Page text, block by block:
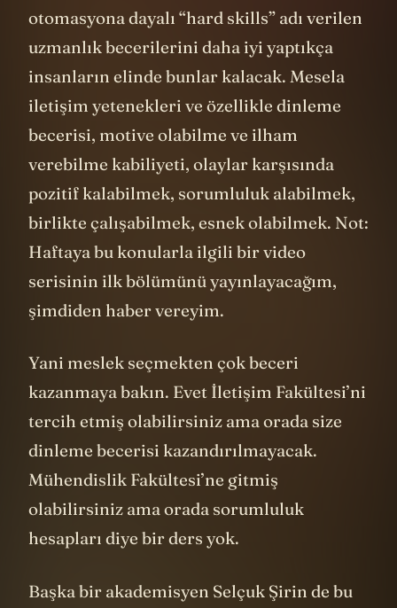
otomasyona dayalı “hard skills” adı verilen
uzmanlık becerilerini daha iyi yaptıkça
insanların elinde bunlar kalacak. Mesela
iletişim yetenekleri ve özellikle dinleme
becerisi, motive olabilme ve ilham
verebilme kabiliyeti, olaylar karşısında
pozitif kalabilmek, sorumluluk alabilmek,
birlikte çalışabilmek, esnek olabilmek. Not:
Haftaya bu konularla ilgili bir video
serisinin ilk bölümünü yayınlayacağım,
şimdiden haber vereyim.
Yani meslek seçmekten çok beceri
kazanmaya bakın. Evet İletişim Fakültesi’ni
tercih etmiş olabilirsiniz ama orada size
dinleme becerisi kazandırılmayacak.
Mühendislik Fakültesi’ne gitmiş
olabilirsiniz ama orada sorumluluk
hesapları diye bir ders yok.
Başka bir akademisyen Selçuk Şirin de bu